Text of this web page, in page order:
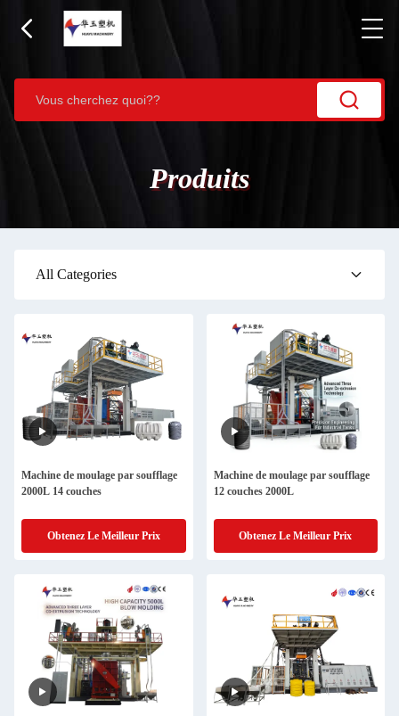
Produits
All Categories
Machine de moulage par soufflage
2000L 14 couches
Obtenez Le Meilleur Prix
Machine de moulage par soufflage
12 couches 2000L
Obtenez Le Meilleur Prix